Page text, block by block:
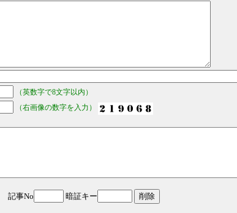
（英数字で8文字以内）
（右画像の数字を入力）
記事No 暗証キー